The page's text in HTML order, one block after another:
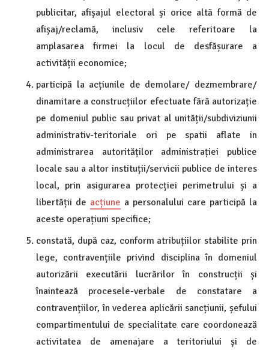
publicitar, afișajul electoral și orice altă formă de
afișaj/reclamă, inclusiv cele referitoare la
amplasarea firmei la locul de desfășurare a
activității economice;
participă la acțiunile de demolare/ dezmembrare/
dinamitare a construcțiilor efectuate fără autorizație
pe domeniul public sau privat al unității/subdiviziunii
administrativ-teritoriale ori pe spatii aflate in
administrarea autorităților administrației publice
locale sau a altor instituții/servicii publice de interes
local, prin asigurarea protecției perimetrului și a
libertății de acțiune a personalului care participă la
aceste operațiuni specifice;
constată, după caz, conform atribuțiilor stabilite prin
lege, contravențiile privind disciplina în domeniul
autorizării executării lucrărilor în construcții și
înaintează procesele-verbale de constatare a
contravențiilor, în vederea aplicării sancțiunii, șefului
compartimentului de specialitate care coordonează
activitatea de amenajare a teritoriului și de